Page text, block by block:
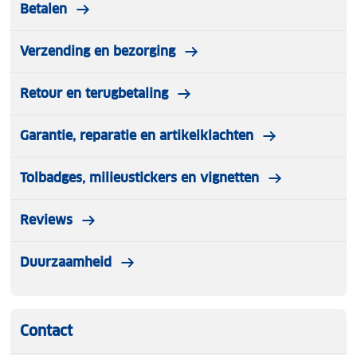
Betalen
Verzending en bezorging
Retour en terugbetaling
Garantie, reparatie en artikelklachten
Tolbadges, milieustickers en vignetten
Reviews
Duurzaamheid
Contact